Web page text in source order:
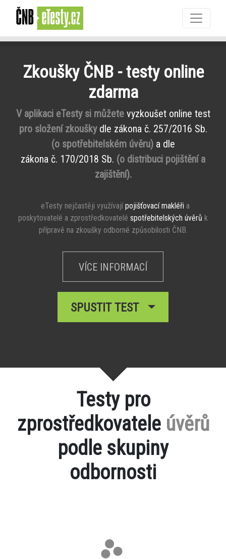
Zkoušky ČNB - testy online
zdarma
V aplikaci eTesty si můžetevyzkoušet online test
pro složení zkoušky dle zákona č. 257/2016 Sb.
(o spotřebitelském úvěru)a dle
zákona č. 170/2018 Sb. (o distribuci pojištění a
zajištění).
eTesty nejčastěji využívajípojišťovací makléři a
poskytovatelé a zprostředkovatelé spotřebitelských úvěrů k
přípravě na zkoušky odborné způsobilosti ČNB.
VÍCE INFORMACÍ
SPUSTIT TEST
Testy pro
zprostředkovatele úvěrů
podle skupiny
odbornosti